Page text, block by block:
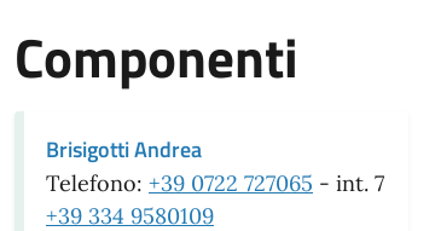
Componenti
Brisigotti Andrea
Telefono: +39 0722 727065 - int. 7
+39 334 9580109